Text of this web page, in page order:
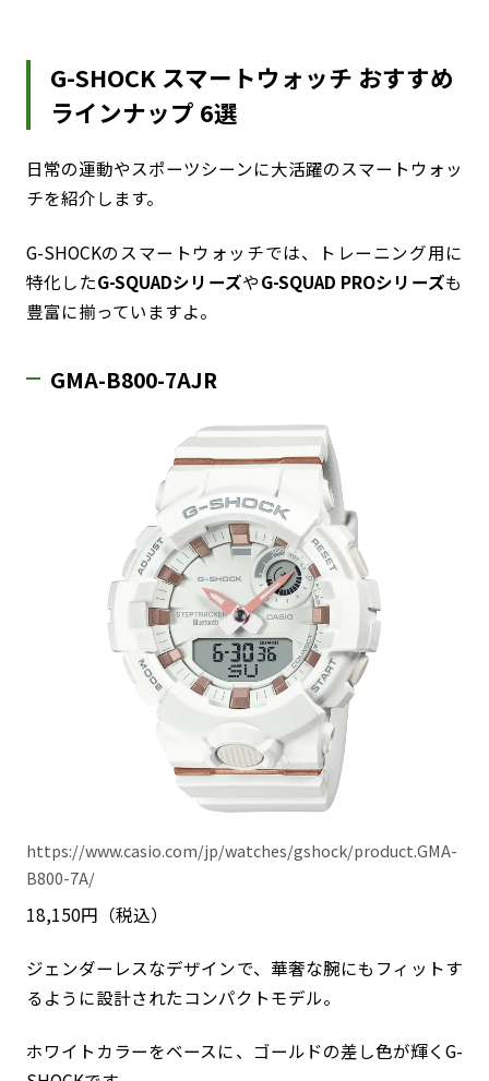
G-SHOCK スマートウォッチ おすすめ
ラインナップ 6選
日常の運動やスポーツシーンに大活躍のスマートウォッ
チを紹介します。
G-SHOCKのスマートウォッチでは、トレーニング用に
特化したG-SQUADシリーズやG-SQUAD PROシリーズも
豊富に揃っていますよ。
GMA-B800-7AJR
https://www.casio.com/jp/watches/gshock/product.GMA-
B800-7A/
18,150円（税込）
ジェンダーレスなデザインで、華奢な腕にもフィットす
るように設計されたコンパクトモデル。
ホワイトカラーをベースに、ゴールドの差し色が輝くG-